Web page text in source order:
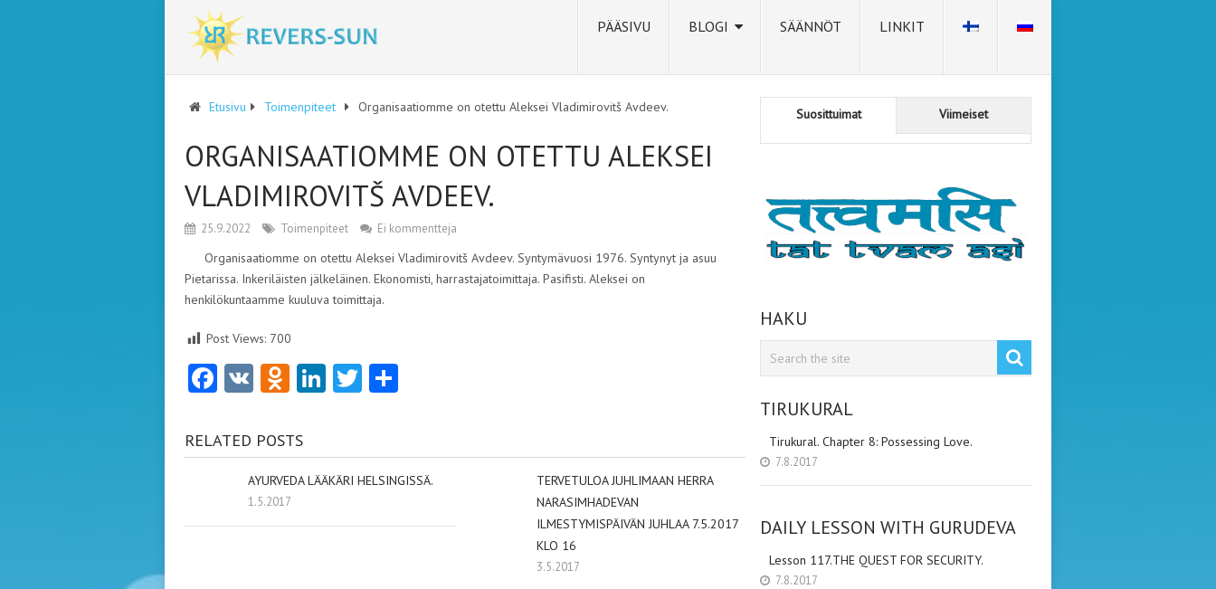
PÄÄSIVU BLOGI SÄÄNNÖT LINKIT
Etusivu Toimenpiteet Organisaatiomme on otettu Aleksei Vladimirovitš Avdeev.
ORGANISAATIOMME ON OTETTU ALEKSEI
VLADIMIROVITŠ AVDEEV.
25.9.2022 Toimenpiteet Ei kommentteja
Organisaatiomme on otettu Aleksei Vladimirovitš Avdeev. Syntymävuosi 1976. Syntynyt ja asuu
Pietarissa. Inkeriläisten jälkeläinen. Ekonomisti, harrastajatoimittaja. Pasifisti. Aleksei on
henkilökuntaamme kuuluva toimittaja.
Post Views: 700
Facebook
VKOdnoklassniki
LinkedIn
Twitter
Share
RELATED POSTS
AYURVEDA LÄÄKÄRI HELSINGISSÄ.
1.5.2017
TERVETULOA JUHLIMAAN HERRA
NARASIMHADEVAN
ILMESTYMISPÄIVÄN JUHLAA 7.5.2017
KLO 16
3.5.2017
Suosittuimat Viimeiset
HAKU
TIRUKURAL
Tirukural. Chapter 8: Possessing Love.
7.8.2017
DAILY LESSON WITH GURUDEVA
Lesson 117.THE QUEST FOR SECURITY.
7.8.2017